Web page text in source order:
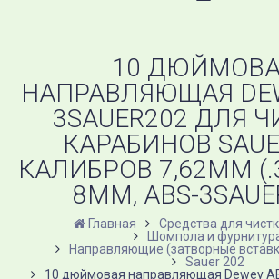
10
НАПРАВЛЯЮЩАЯ
3SAUER202 ДЛЯ
КАРАБИНОВ
КАЛИБРОВ 7,62ММ
8MM, ABS-
Главная
Средства для
Шомпола и
Направляющие (затворные
Sauer 202
10 дюймовая направляющая Dewey